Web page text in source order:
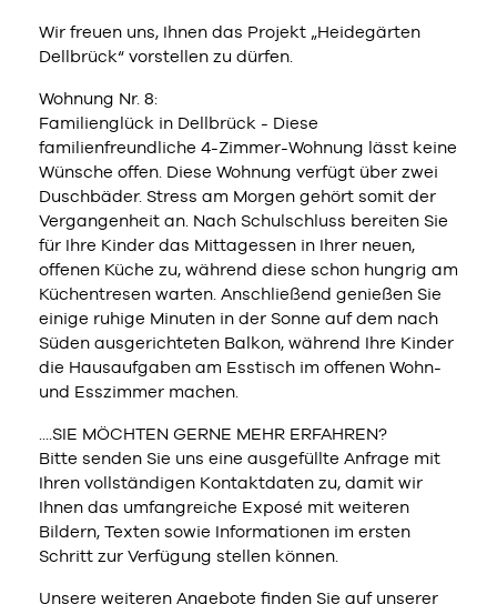
Wir freuen uns, Ihnen das Projekt „Heidegärten
Dellbrück“ vorstellen zu dürfen.
Wohnung Nr. 8:
Familienglück in Dellbrück - Diese
familienfreundliche 4-Zimmer-Wohnung lässt keine
Wünsche offen. Diese Wohnung verfügt über zwei
Duschbäder. Stress am Morgen gehört somit der
Vergangenheit an. Nach Schulschluss bereiten Sie
für Ihre Kinder das Mittagessen in Ihrer neuen,
offenen Küche zu, während diese schon hungrig am
Küchentresen warten. Anschließend genießen Sie
einige ruhige Minuten in der Sonne auf dem nach
Süden ausgerichteten Balkon, während Ihre Kinder
die Hausaufgaben am Esstisch im offenen Wohn-
und Esszimmer machen.
....SIE MÖCHTEN GERNE MEHR ERFAHREN?
Bitte senden Sie uns eine ausgefüllte Anfrage mit
Ihren vollständigen Kontaktdaten zu, damit wir
Ihnen das umfangreiche Exposé mit weiteren
Bildern, Texten sowie Informationen im ersten
Schritt zur Verfügung stellen können.
Unsere weiteren Angebote finden Sie auf unserer